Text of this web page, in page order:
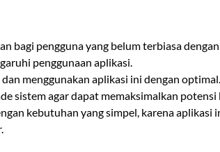
bagi pengguna yang belum terbiasa
penggunaan aplikasi.
menggunakan aplikasi ini dengan optimal.
sistem agar dapat memaksimalkan potensi
kebutuhan yang simpel, karena aplikasi